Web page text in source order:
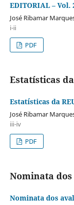
EDITORIAL – Vol.
José Ribamar
i-ii
PDF
Estatísticas
Estatísticas da
José Ribamar
iii-iv
PDF
Nominata
Nominata dos